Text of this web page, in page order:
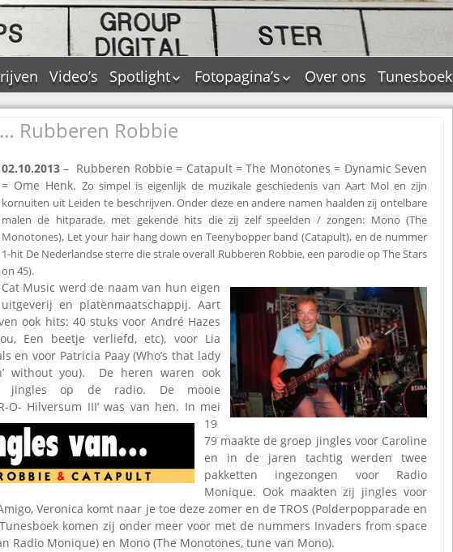
Video’s
Spotlight
De Tourflitsjingle –
wie zijn de makers?
Jingledemo’s en hun
Dallas jingle city
De Tourtune
Ferry Maat 65
Ferry Maat interview
Jingle NIEUW
Omroepbanden
Stoomfluit Klaas
Vaak
Uitvinding
jinglecassette
Fotopagina’s
JAM in pictures
Pepper & Tanner in
pictures
Top Format in
pictures
Dik Voormekaar in
Over ons Tunesboek
Rubberen Robbie
02.10.2013 – Rubberen Robbie = Catapult = The Monotones = Dynamic Seven
= Ome Henk. Zo simpel is eigenlijk de muzikale geschiedenis van Aart Mol en zijn
kornuiten uit Leiden te beschrijven. Onder deze en andere namen haalden zij ontelbare
malen de hitparade, met gekende hits die zij zelf speelden / zongen: Mono (The
Monotones), Let your hair hang down en Teenybopper band (Catapult), en de nummer
1-hit De Nederlandse sterre die strale overall Rubberen Robbie, een parodie op The Stars
on 45).
Cat Music werd de naam van hun eigen
uitgeverij en platenmaatschappij. Aart
ook hits: 40 stuks voor André Hazes
Een beetje verliefd, etc), voor Lia
en voor Patricia Paay (Who’s that lady
without you). De heren waren ook
jingles op de radio. De mooie
O- Hilversum III’was van hen. In mei
19
79 maakte de groep jingles voor Caroline
en in de jaren tachtig werden twee
pakketten ingezongen voor Radio
Monique. Ook maakten zij jingles voor
Veronica komt naar je toe deze zomer en de TROS (Polderpopparade en
komen zij onder meer voor met de nummers Invaders from space
Radio Monique) en Mono (The Monotones, tune van Mono).